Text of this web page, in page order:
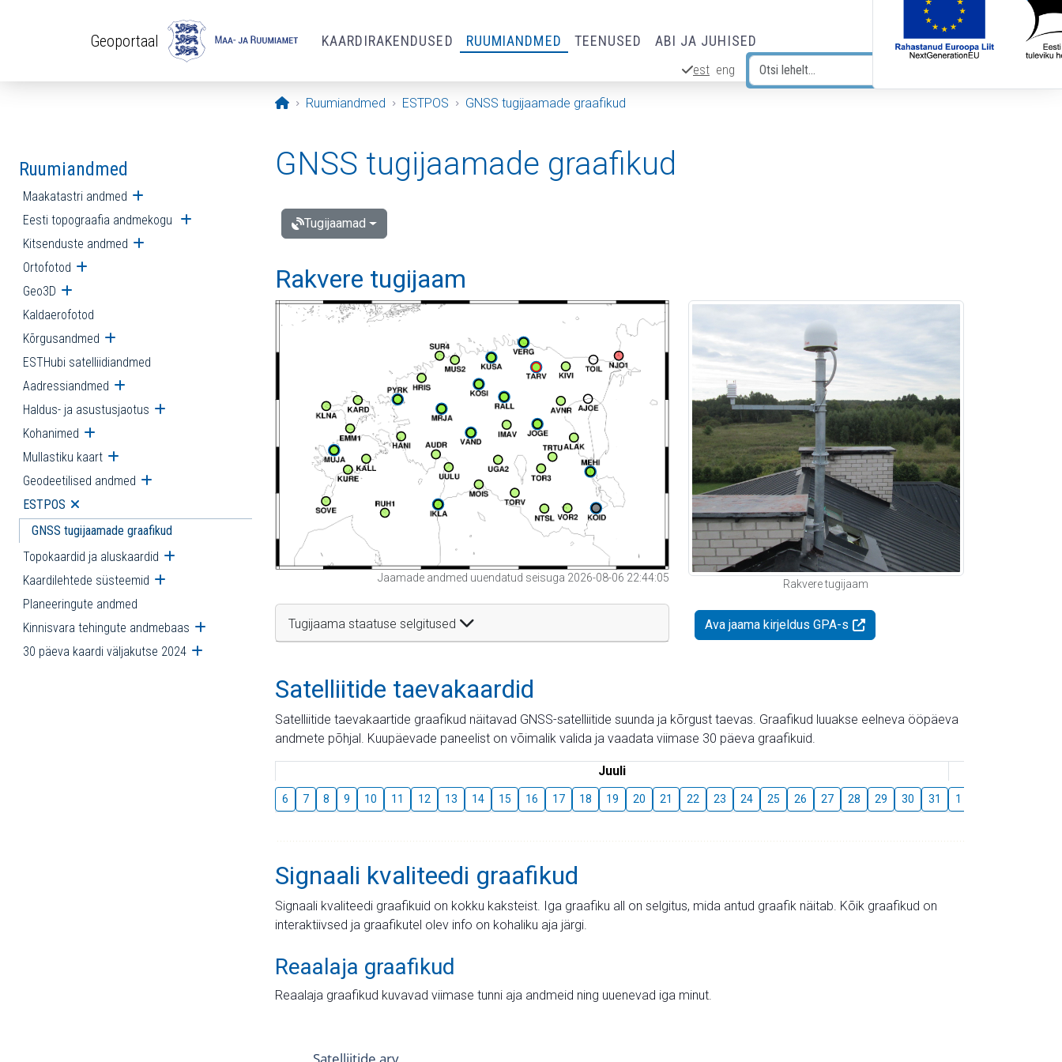
Geoportaal KAARDIRAKENDUSED RUUMIANDMED TEENUSED ABI JA JUHISED
est eng
Avaleht
Ruumiandmed ESTPOS GNSS tugijaamade graafikud
Ruumiandmed
Maakatastri andmed Ava alammenüü
Eesti topograafia andmekogu Ava alammenüü
Kitsenduste andmed Ava alammenüü
Ortofotod Ava alammenüü
Geo3D Ava alammenüü
Kaldaerofotod
Kõrgusandmed Ava alammenüü
ESTHubi satelliidiandmed
Aadressiandmed Ava alammenüü
Haldus- ja asustusjaotus Ava alammenüü
Kohanimed Ava alammenüü
Mullastiku kaart Ava alammenüü
Geodeetilised andmed Ava alammenüü
ESTPOS Ava alammenüü
GNSS tugijaamade graafikud
Topokaardid ja aluskaardid Ava alammenüü
Kaardilehtede süsteemid Ava alammenüü
Planeeringute andmed
Kinnisvara tehingute andmebaas Ava alammenüü
30 päeva kaardi väljakutse 2024 Ava alammenüü
GNSS tugijaamade graafikud
Tugijaamad
Rakvere tugijaam
Jaamade andmed uuendatud seisuga 2026-08-06 22:44:05
Tugijaama staatuse selgitused
Rakvere tugijaam
Ava jaama kirjeldus GPA-s
Satelliitide taevakaardid
Satelliitide taevakaartide graafikud näitavad GNSS-satelliitide suunda ja kõrgust taevas. Graafikud luuakse eelneva ööpäeva
andmete põhjal. Kuupäevade paneelist on võimalik valida ja vaadata viimase 30 päeva graafikuid.
Juuli
6 7 8 9 10 11 12 13 14 15 16 17 18 19 20 21 22 23 24 25 26 27 28 29 30 31 1
Signaali kvaliteedi graafikud
Signaali kvaliteedi graafikuid on kokku kaksteist. Iga graafiku all on selgitus, mida antud graafik näitab. Kõik graafikud on
interaktiivsed ja graafikutel olev info on kohaliku aja järgi.
Reaalaja graafikud
Reaalaja graafikud kuvavad viimase tunni aja andmeid ning uuenevad iga minut.